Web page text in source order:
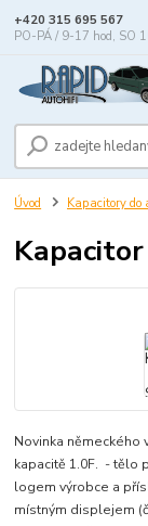
+420 315 695 567
PO-PÁ / 9-17 hod, SO
Úvod Kapacitory do
Kapacitor
Novinka německého
kapacitě 1.0F. - tělo
logem výrobce a
místným displejem